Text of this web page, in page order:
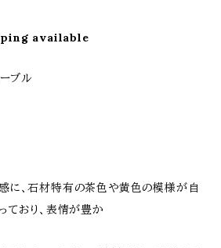
available
ブル
に、石材特有の茶色や黄色の模様が自
ており、表情が豊か